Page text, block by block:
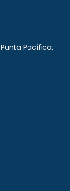
Punta Pacífica,